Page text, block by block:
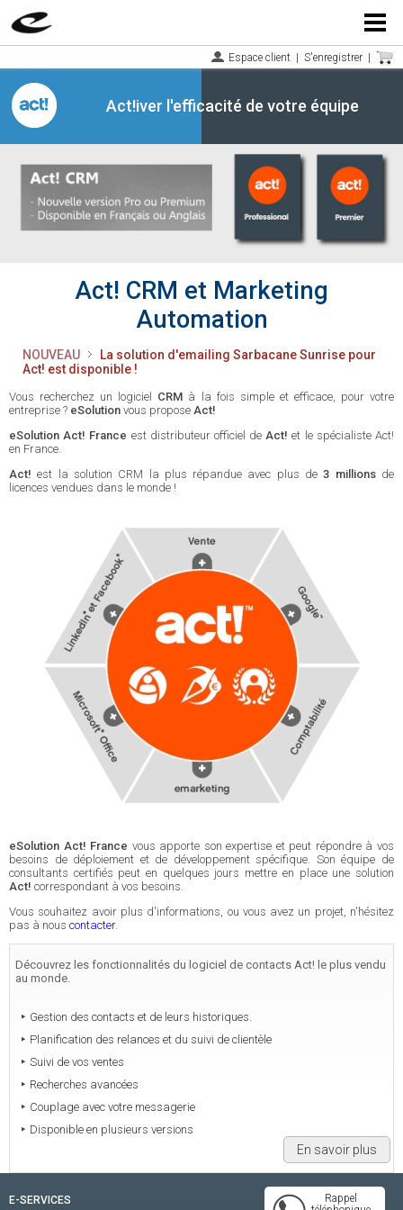
Menu
Espace client S'enregistrer
Act!iver l'efficacité de votre équipe
Act! CRM et Marketing
Automation
NOUVEAU
La solution d'emailing Sarbacane Sunrise pour
Act! est disponible !
Vous recherchez un logiciel CRM à la fois simple et efficace, pour votre
entreprise ? eSolution vous propose Act!
eSolution Act! France est distributeur officiel deAct! et le spécialiste Act!
en France.
Act! est la solution CRM la plus répandue avec plus de3 millionsde
licences vendues dans le monde !
eSolution Act! France vous apporte son expertise et peut répondre à vos
besoins de déploiement et de développement spécifique. Son équipe de
consultants certifiés peut en quelques jours mettre en place une solution
Act! correspondant à vos besoins.
Vous souhaitez avoir plus d'informations, ou vous avez un projet, n'hésitez
pas à nous contacter.
Découvrez les fonctionnalités du logiciel de contacts Act! le plus vendu
au monde.
Gestion des contacts et de leurs historiques.
Planification des relances et du suivi de clientèle
Suivi de vos ventes
Recherches avancées
Couplage avec votre messagerie
Disponible en plusieurs versions
En savoir plus
Rappel
E-SERVICES